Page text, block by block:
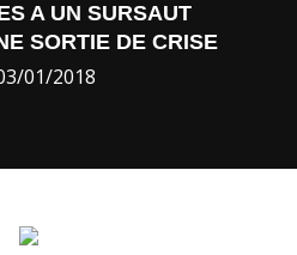
A UN SURSAUT
SORTIE DE CRISE
01/2018